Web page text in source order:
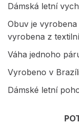
Dámská letní
Obuv je
vyrobena z
Váha jednoho
Vyrobeno v
Dámské letní